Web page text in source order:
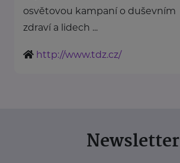
osvětovou kampaní o duševním
zdraví a lidech ...
http://www.tdz.cz/
Newsletter